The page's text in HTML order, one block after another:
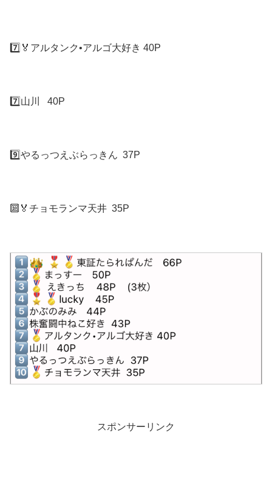
7️⃣🏅アルタンク•アルゴ大好き 40P
7️⃣山川 40P
9️⃣やるっつえぶらっきん 37P
🔟🏅チョモランマ天井 35P
スポンサーリンク